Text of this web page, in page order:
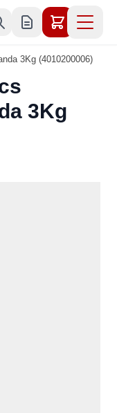
3Kg (4010200006)
3Kg